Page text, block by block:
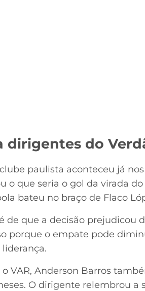
dirigentes do
paulista aconteceu já
o que seria o gol da virada do
bateu no braço de Flaco
de que a decisão prejudicou
porque o empate pode
VAR, Anderson Barros
O dirigente relembrou a